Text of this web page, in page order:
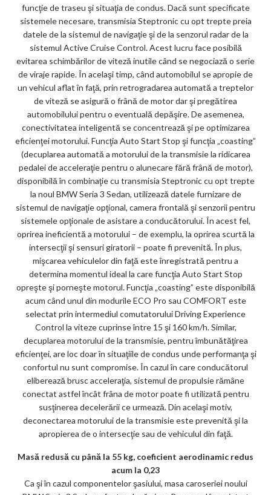
funcţie de traseu şi situaţia de condus. Dacă sunt specificate
sistemele necesare, transmisia Steptronic cu opt trepte preia
datele de la sistemul de navigaţie şi de la senzorul radar de la
sistemul Active Cruise Control. Acest lucru face posibilă
evitarea schimbărilor de viteză inutile când se negociază o serie
de viraje rapide. În acelaşi timp, când automobilul se apropie de
un vehicul aflat în faţă, prin retrogradarea automată a treptelor
de viteză se asigură o frână de motor dar şi pregătirea
automobilului pentru o eventuală depăşire. De asemenea,
conectivitatea inteligentă se concentrează şi pe optimizarea
eficienţei motorului. Funcţia Auto Start Stop şi funcţia „coasting”
(decuplarea automată a motorului de la transmisie la ridicarea
pedalei de acceleraţie pentru o alunecare fără frână de motor),
disponibilă în combinaţie cu transmisia Steptronic cu opt trepte
la noul BMW Seria 3 Sedan, utilizează datele furnizare de
sistemul de navigaţie opţional, camera frontală şi senzorii pentru
sistemele opţionale de asistare a conducătorului. În acest fel,
oprirea ineficientă a motorului – de exemplu, la oprirea scurtă la
intersecţii şi sensuri giratorii – poate fi prevenită. În plus,
mişcarea vehiculelor din faţă este înregistrată pentru a
determina momentul ideal la care funcţia Auto Start Stop
opreşte şi porneşte motorul. Funcţia „coasting” este disponibilă
acum când unul din modurile ECO Pro sau COMFORT este
selectat prin intermediul comutatorului Driving Experience
Control la viteze cuprinse între 15 şi 160 km/h. Similar,
decuplarea motorului de la transmisie, pentru îmbunătăţirea
eficienţei, are loc doar în situaţiile de condus unde performanţa şi
confortul nu sunt compromise. În cazul în care conducătorul
eliberează brusc acceleraţia, sistemul de propulsie rămâne
conectat astfel încât frâna de motor poate fi utilizată pentru
susţinerea decelerării ce urmează. Din acelaşi motiv,
deconectarea motorului de la transmisie este prevenită şi la
apropierea de o intersecţie sau de vehiculul din faţă.
Masă redusă cu până la 55 kg, coeficient aerodinamic redus
acum la 0,23
Ca şi în cazul componentelor şasiului, masa caroseriei noului